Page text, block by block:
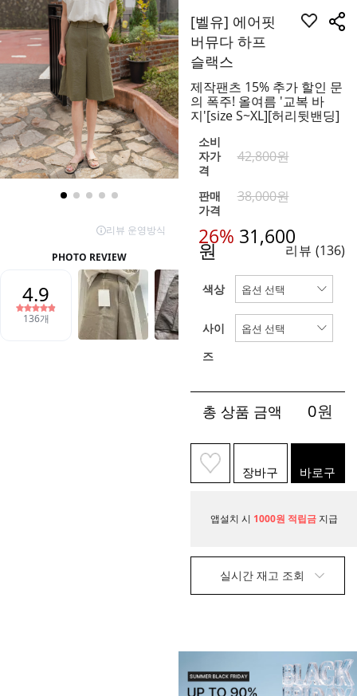
[벨유] 에어핏
버뮤다 하프
슬랙스
제작팬츠 15% 추가 할인 문
의 폭주! 올여름 '교복 바
지'[size S~XL][허리뒷밴딩]
소비
자가
격
42,800원
판매
가격
38,000원
26% 31,600
원 리뷰 (136)
색상
사이
즈
총 상품 금액 0원
장바구
니
바로구
매
앱설치 시 1000원 적립금 지급
실시간 재고 조회